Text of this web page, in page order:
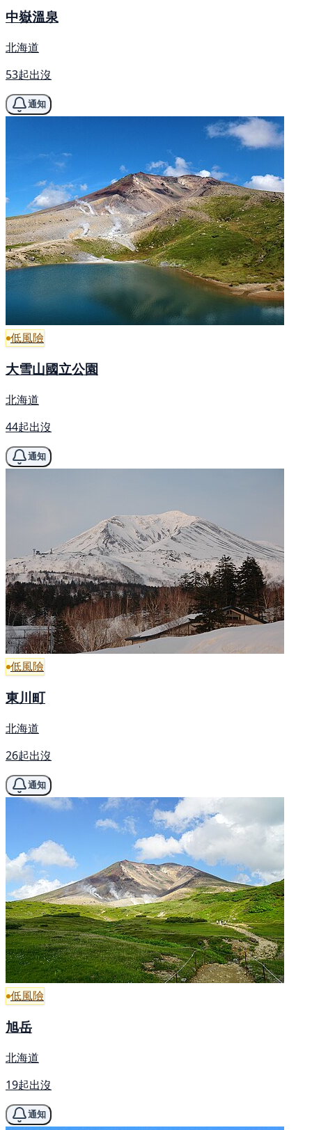
中嶽溫泉
北海道
53起出沒
通知
低風險
大雪山國立公園
北海道
44起出沒
通知
低風險
東川町
北海道
26起出沒
通知
低風險
旭岳
北海道
19起出沒
通知